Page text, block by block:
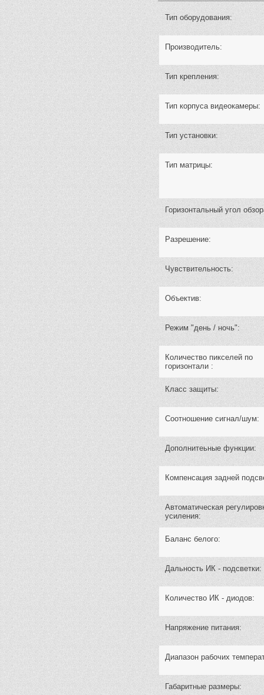
Тип оборудования:
Производитель:
Тип крепления:
Тип корпуса видеокамеры:
Тип установки:
Тип матрицы:
Горизонтальный угол
Разрешение:
Чувствительность:
Объектив:
Режим "день / ночь":
Количество пикселей по
горизонтали :
Класс защиты:
Cоотношение сигнал/шум:
Дополнитеьные функции:
Компенсация задней
Автоматическая
усиления:
Баланс белого:
Дальность ИК - подсветки:
Количество ИК - диодов:
Напряжение питания:
Диапазон рабочих
Габаритные размеры: